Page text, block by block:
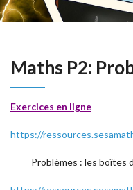
Maths P2:
Exercices en ligne
https://
Problèmes : les boîtes